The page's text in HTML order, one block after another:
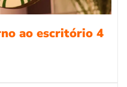
ao escritório 4